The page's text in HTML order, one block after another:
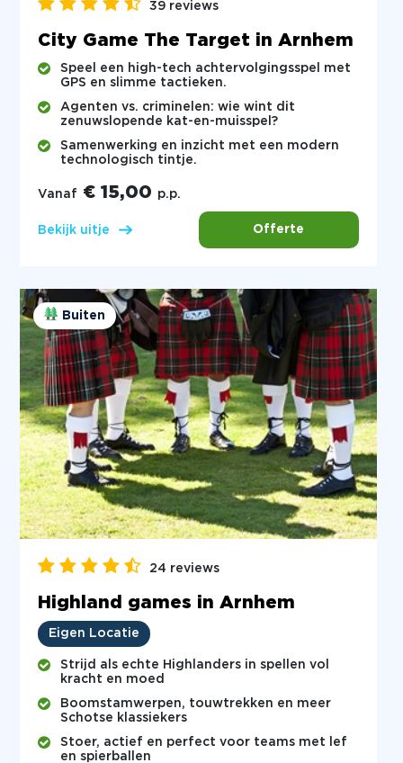
39 reviews
City Game The Target in Arnhem
Speel een high-tech achtervolgingsspel met
GPS en slimme tactieken.
Agenten vs. criminelen: wie wint dit
zenuwslopende kat-en-muisspel?
Samenwerking en inzicht met een modern
technologisch tintje.
Vanaf € 15,00 p.p.
Bekijk uitje Offerte
Buiten
24 reviews
Highland games in Arnhem
Eigen Locatie
Strijd als echte Highlanders in spellen vol
kracht en moed
Boomstamwerpen, touwtrekken en meer
Schotse klassiekers
Stoer, actief en perfect voor teams met lef
en spierballen